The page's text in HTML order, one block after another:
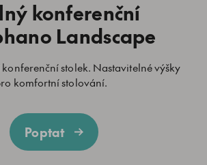
konferenční
Landscape
stolek. Nastavitelné výšky
komfortní stolování.
Poptat